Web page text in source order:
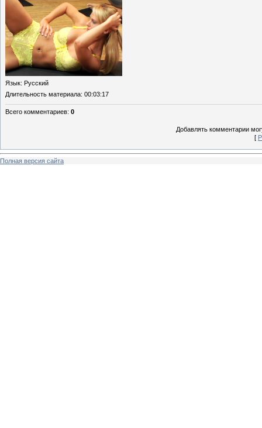
Язык: Русский
Длительность материала: 00:03:17
Всего комментариев: 0
Добавлять комментарии
[
Полная версия сайта